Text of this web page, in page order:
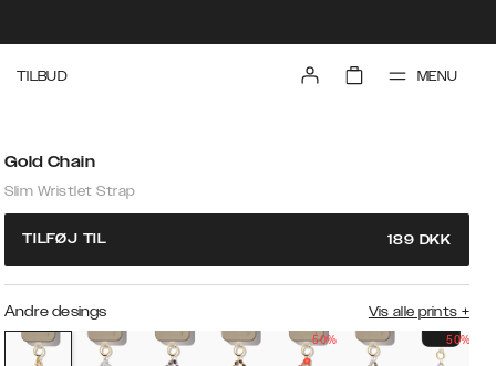
TILBUD MENU
Gold Chain
Slim Wristlet Strap
TILFØJ TIL 189 DKK
Andre desings Vis alle prints +
50%
50%